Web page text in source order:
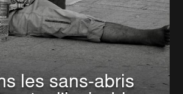
les sans-abris